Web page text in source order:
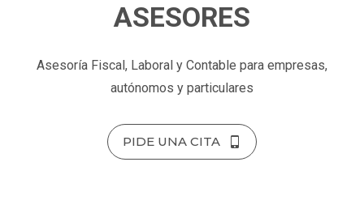
ASESORES
Asesoría Fiscal, Laboral y Contable para empresas,
autónomos y particulares
PIDE UNA CITA